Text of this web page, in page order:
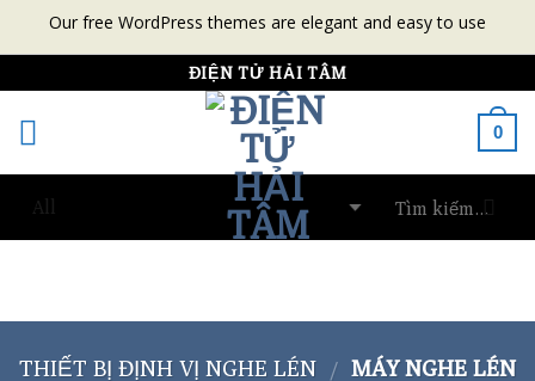
content
ĐIỆN TỬ HẢI TÂM
0
THIẾT BỊ ĐỊNH VỊ NGHE LÉN / MÁY NGHE LÉN
Our free WordPress themes are elegant and easy to use